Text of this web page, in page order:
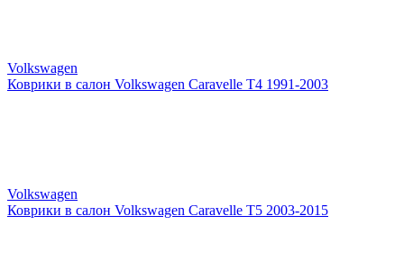
Volkswagen
Коврики в салон Volkswagen Caravelle T4 1991-2003
Volkswagen
Коврики в салон Volkswagen Caravelle T5 2003-2015